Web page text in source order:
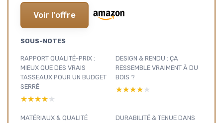
Voir l'offre
SOUS-NOTES
RAPPORT QUALITÉ-PRIX :
MIEUX QUE DES VRAIS
TASSEAUX POUR UN BUDGET
SERRÉ
★★★★★
★★★★★
DESIGN & RENDU : ÇA
RESSEMBLE VRAIMENT À DU
BOIS ?
★★★★★
★★★★★
MATÉRIAUX & QUALITÉ
DURABILITÉ & TENUE DANS